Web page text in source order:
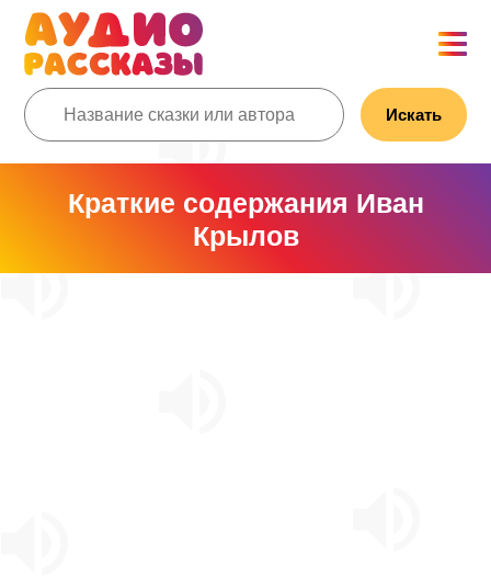
Искать
Краткие содержания Иван
Крылов